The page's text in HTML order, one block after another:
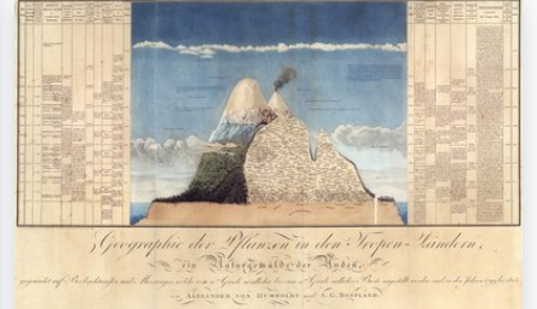
impressionnisme, vague de Hokusai,
tableau sombre, nu debout près d'un
arbre.